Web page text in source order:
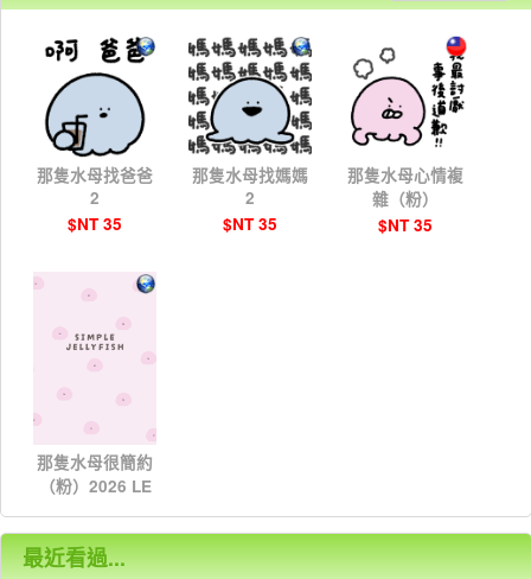
那隻水母找爸爸
2
$NT 35
那隻水母找媽媽
2
$NT 35
那隻水母心情複
雜（粉）
$NT 35
那隻水母很簡約
（粉）2026 LE
$NT 25
最近看過...